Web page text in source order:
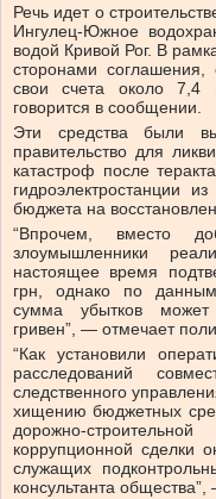
Речь идет о
Ингулец-Южное
водой Кривой Рог. В
сторонами соглашения,
свои счета около 7,4
говорится в сообщении.
Эти средства были
правительство для
катастроф после
гидроэлектростанции
бюджета на
“Впрочем, вместо
злоумышленники
настоящее время
грн, однако по данным
сумма убытков может
гривен”, — отмечает
“Как установили
расследований
следственного
хищению бюджетных
дорожно-
коррупционной сделки
служащих
консультанта